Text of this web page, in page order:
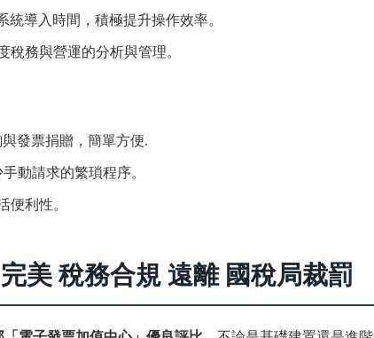
導入時間，積極提升操作效率。
務與營運的分析與管理。
發票捐贈，簡單方便.
動請求的繁瑣程序。
利性。
美 稅務合規 遠離 國稅局裁罰